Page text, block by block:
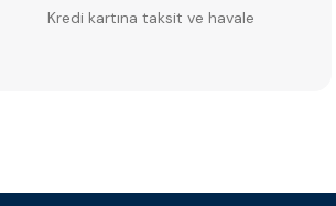
Kredi kartına taksit ve havale